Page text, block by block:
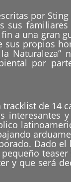
por Sting
sus familiares
a una gran
sus propios
Naturaleza”
por
de 14
interesantes
Dado el
teaser
y que será